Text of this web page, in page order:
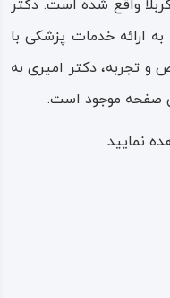
واقع شده است. دکتر
ارائه خدمات پزشکی با
و تجربه، دکتر امیری به
صفحه موجود است.
نمایید.